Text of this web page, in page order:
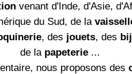
venant d'Inde, d'Asie,
du Sud, de la
, des jouets, des
de la papeterie...
nous proposons des